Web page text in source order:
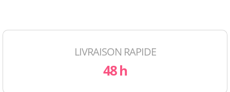
LIVRAISON RAPIDE
48 h